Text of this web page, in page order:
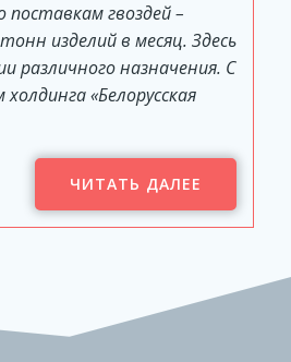
поставкам гвоздей –
изделий в месяц. Здесь
различного назначения. С
«Белорусская
ЧИТАТЬ ДАЛЕЕ